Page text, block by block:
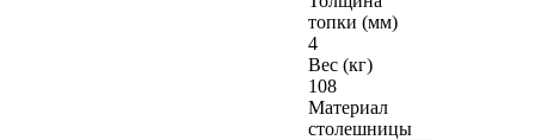
топки (мм)
4
Вес (кг)
108
Материал
столешницы